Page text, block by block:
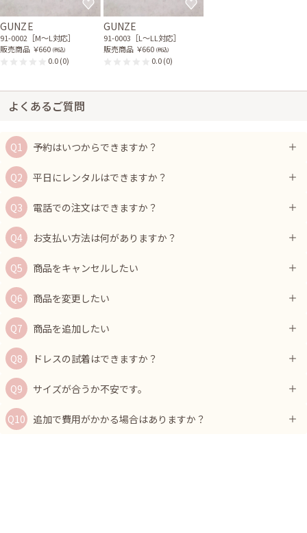
GUNZE
91-0002［M〜L対応］
販売商品 ￥660 (税込)
0.0(0)
GUNZE
91-0003［L〜LL対応］
販売商品 ￥660 (税込)
0.0(0)
よくあるご質問
予約はいつからできますか？
平日にレンタルはできますか？
電話での注文はできますか？
お支払い方法は何がありますか？
商品をキャンセルしたい
商品を変更したい
商品を追加したい
ドレスの試着はできますか？
サイズが合うか不安です。
追加で費用がかかる場合はありますか？